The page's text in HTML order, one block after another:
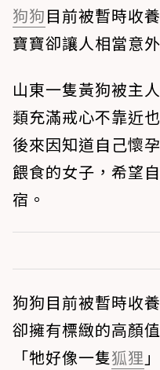
狗狗目前被暫時收
寶寶卻讓人相當意外
山東一隻黃狗被主
類充滿戒心不靠近
後來因知道自己懷
餵食的女子，希望
宿。
狗狗目前被暫時收
卻擁有標緻的高顏
「牠好像一隻狐狸